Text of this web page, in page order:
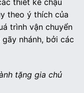
thiết kế chậu
theo ý thích của
trình vận chuyển
nhánh, bởi các
tặng gia chủ